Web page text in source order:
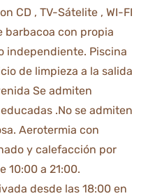
CD , TV-Sátelite , WI-FI
barbacoa con propia
independiente. Piscina
de limpieza a la salida
Se admiten
.No se admiten
Aerotermia con
y calefacción por
10:00 a 21:00.
desde las 18:00 en